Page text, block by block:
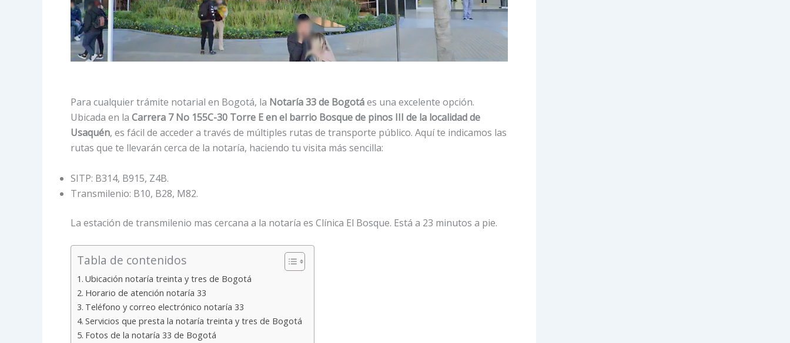
Para cualquier trámite notarial en Bogotá, la Notaría 33 de Bogotáes una excelente opción.
Ubicada en la Carrera 7 No 155C-30 Torre E en el barrio Bosque de pinos III de la localidad de
Usaquén, es fácil de acceder a través de múltiples rutas de transporte público. Aquí te indicamos las
rutas que te llevarán cerca de la notaría, haciendo tu visita más sencilla:
SITP: B314, B915, Z4B.
Transmilenio: B10, B28, M82.
La estación de transmilenio mas cercana a la notaría es Clínica El Bosque. Está a 23 minutos a pie.
Tabla de contenidos
Ubicación notaría treinta y tres de Bogotá
Horario de atención notaría 33
Teléfono y correo electrónico notaría 33
Servicios que presta la notaría treinta y tres de Bogotá
Fotos de la notaría 33 de Bogotá